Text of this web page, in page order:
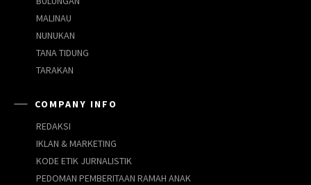
MALINAU
NUNUKAN
TANA TIDUNG
TARAKAN
COMPANY INFO
REDAKSI
IKLAN & MARKETING
KODE ETIK JURNALISTIK
PEDOMAN PEMBERITAAN RAMAH ANAK